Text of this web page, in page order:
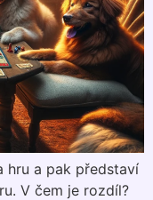
hru a pak představí
V čem je rozdíl?